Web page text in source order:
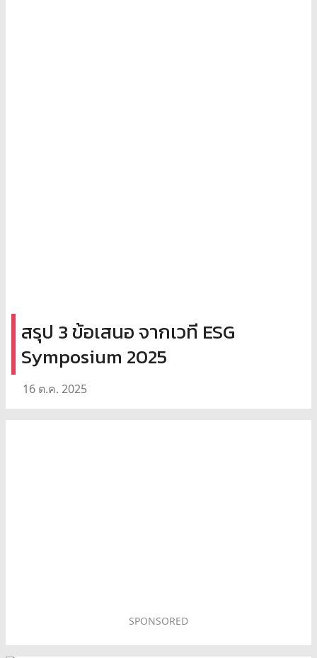
สรุป 3 ข้อเสนอ จากเวที ESG
Symposium 2025
16 ต.ค. 2025
SPONSORED